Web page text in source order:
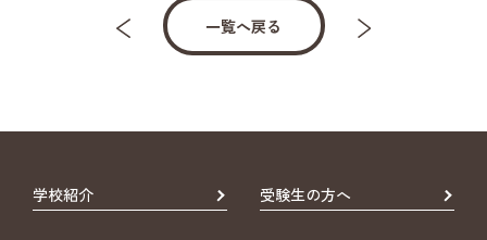
一覧へ戻る
学校紹介 受験生の方へ